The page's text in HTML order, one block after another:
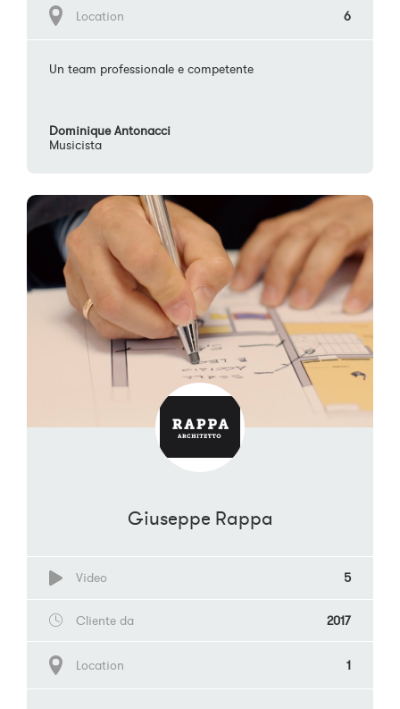
Location 6
Un team professionale e competente
Dominique Antonacci
Musicista
Giuseppe Rappa
Video 5
Cliente da 2017
Location 1